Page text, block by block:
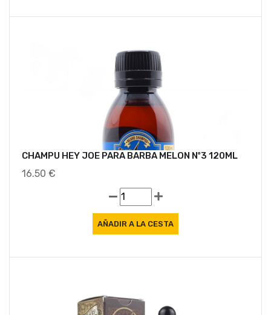
CHAMPU HEY JOE PARA BARBA MELON Nº3 120ML
16.50 €